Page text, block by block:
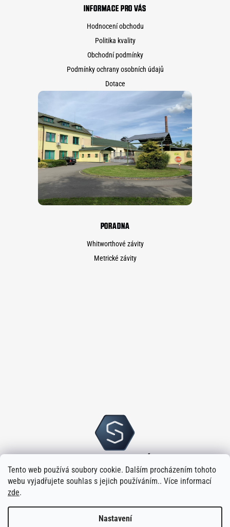
Tento web používá soubory cookie. Dalším procházením tohoto
webu vyjadřujete souhlas s jejich používáním.. Více informací
zde.
Nastavení
INFORMACE PRO VÁS
Hodnocení obchodu
Politika kvality
Obchodní podmínky
Podmínky ochrany osobních údajů
Dotace
PORADNA
Whitworthové závity
Metrické závity